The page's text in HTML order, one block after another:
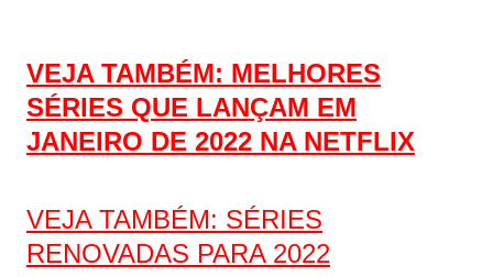
VEJA TAMBÉM: MELHORES
SÉRIES QUE LANÇAM EM
JANEIRO DE 2022 NA NETFLIX
VEJA TAMBÉM: SÉRIES
RENOVADAS PARA 2022